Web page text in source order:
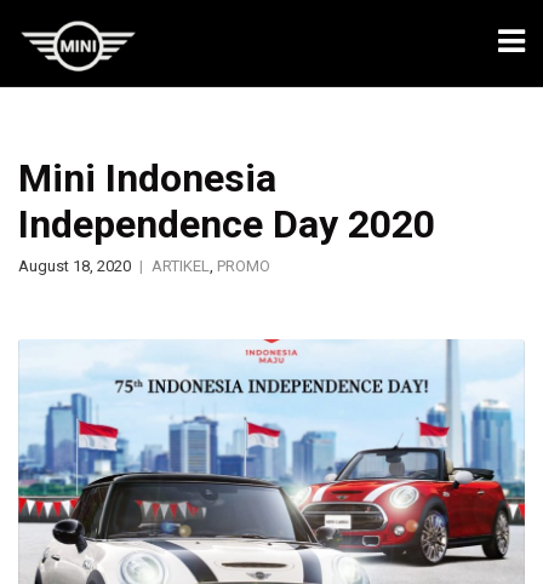
Mini Indonesia
Independence Day 2020
August 18, 2020 ARTIKEL, PROMO